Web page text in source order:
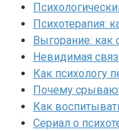
Психотерапия:
Выгорание: как
Невидимая
Как психологу
Почему
Как
Сериал о